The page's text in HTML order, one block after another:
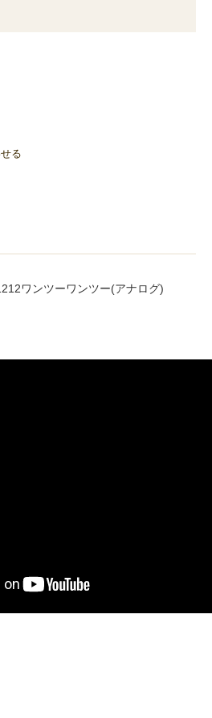
る
ワンツーワンツー(アナログ)